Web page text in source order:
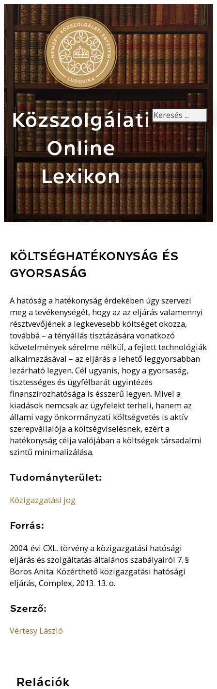
Közszolgálati
Online
Lexikon
Keresés
KÖLTSÉGHATÉKONYSÁG ÉS
GYORSASÁG
A hatóság a hatékonyság érdekében úgy szervezi
meg a tevékenységét, hogy az az eljárás valamennyi
résztvevőjének a legkevesebb költséget okozza,
továbbá – a tényállás tisztázására vonatkozó
követelmények sérelme nélkül, a fejlett technológiák
alkalmazásával – az eljárás a lehető leggyorsabban
lezárható legyen. Cél ugyanis, hogy a gyorsaság,
tisztességes és ügyfélbarát ügyintézés
finanszírozhatósága is ésszerű legyen. Mivel a
kiadások nemcsak az ügyfelekt terheli, hanem az
állami vagy önkormányzati költségvetés is aktív
szerepvállalója a költségviselésnek, ezért a
hatékonyság célja valójában a költségek társadalmi
szintű minimalizálása.
Tudományterület:
Közigazgatási jog
Forrás:
2004. évi CXL. törvény a közigazgatási hatósági
eljárás és szolgáltatás általános szabályairól 7. §
Boros Anita: Közérthető közigazgatási hatósági
eljárás, Complex, 2013. 13. o.
Szerző:
Vértesy László
Relációk